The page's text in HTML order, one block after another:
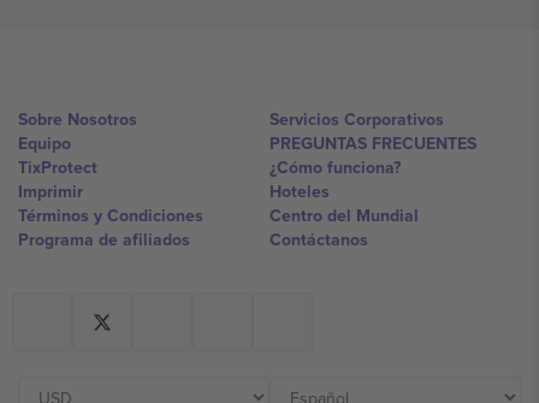
Sobre Nosotros
Equipo
TixProtect
Imprimir
Términos y Condiciones
Programa de afiliados
Servicios Corporativos
PREGUNTAS FRECUENTES
¿Cómo funciona?
Hoteles
Centro del Mundial
Contáctanos